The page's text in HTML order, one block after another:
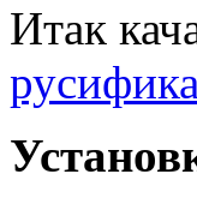
Итак